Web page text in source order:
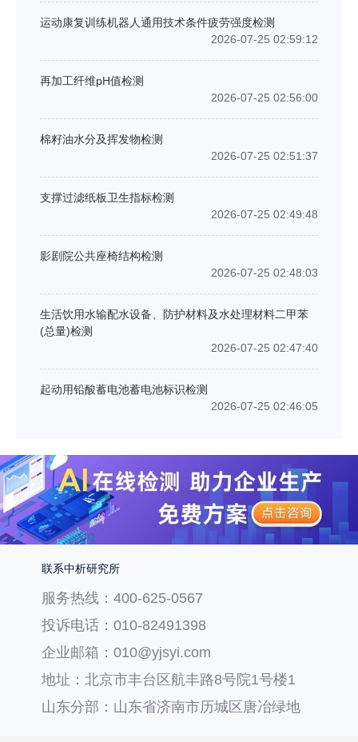
运动康复训练机器人通用技术条件疲劳强度检测
2026-07-25 02:59:12
再加工纤维pH值检测
2026-07-25 02:56:00
棉籽油水分及挥发物检测
2026-07-25 02:51:37
支撑过滤纸板卫生指标检测
2026-07-25 02:49:48
影剧院公共座椅结构检测
2026-07-25 02:48:03
生活饮用水输配水设备、防护材料及水处理材料二甲苯
(总量)检测
2026-07-25 02:47:40
起动用铅酸蓄电池蓄电池标识检测
2026-07-25 02:46:05
联系中析研究所
服务热线：400-625-0567
投诉电话：010-82491398
企业邮箱：010@yjsyi.com
地址：北京市丰台区航丰路8号院1号楼1
层121
山东分部：山东省济南市历城区唐冶绿地